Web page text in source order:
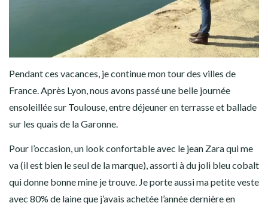
Pendant ces vacances, je continue mon tour des villes de
France. Après Lyon, nous avons passé une belle journée
ensoleillée sur Toulouse, entre déjeuner en terrasse et ballade
sur les quais de la Garonne.
Pour l’occasion, un look confortable avec le jean Zara qui me
va (il est bien le seul de la marque), assorti à du joli bleu cobalt
qui donne bonne mine je trouve. Je porte aussi ma petite veste
avec 80% de laine que j’avais achetée l’année dernière en